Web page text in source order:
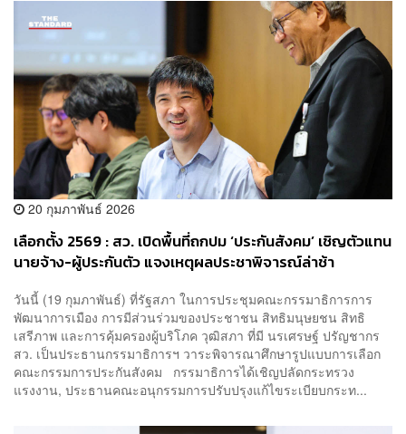
20 กุมภาพันธ์ 2026
เลือกตั้ง 2569 : สว. เปิดพื้นที่ถกปม ‘ประกันสังคม’ เชิญตัวแทน
นายจ้าง-ผู้ประกันตัว แจงเหตุผลประชาพิจารณ์ล่าช้า
วันนี้ (19 กุมภาพันธ์) ที่รัฐสภา ในการประชุมคณะกรรมาธิการการ
พัฒนาการเมือง การมีส่วนร่วมของประชาชน สิทธิมนุษยชน สิทธิ
เสรีภาพ และการคุ้มครองผู้บริโภค วุฒิสภา ที่มี นรเศรษฐ์ ปรัญชากร
สว. เป็นประธานกรรมาธิการฯ วาระพิจารณาศึกษารูปแบบการเลือก
คณะกรรมการประกันสังคม กรรมาธิการได้เชิญปลัดกระทรวง
แรงงาน, ประธานคณะอนุกรรมการปรับปรุงแก้ไขระเบียบกระท...